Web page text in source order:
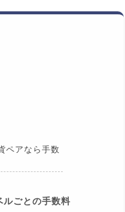
ペアなら手数
ごとの手数料